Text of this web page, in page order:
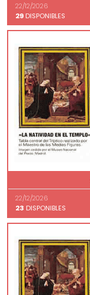
22/12/2026
29 DISPONIBLES
22/12/2026
23 DISPONIBLES